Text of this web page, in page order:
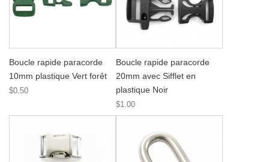
Boucle rapide paracorde
10mm plastique Vert forêt
$0.50
Boucle rapide paracorde
20mm avec Sifflet en
plastique Noir
$1.00